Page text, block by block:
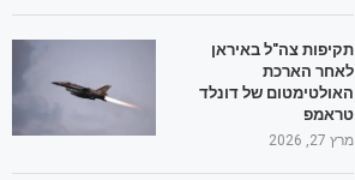
תקיפות צה"ל באיראן
לאחר הארכת
האולטימטום של דונלד
טראמפ
מרץ 27, 2026